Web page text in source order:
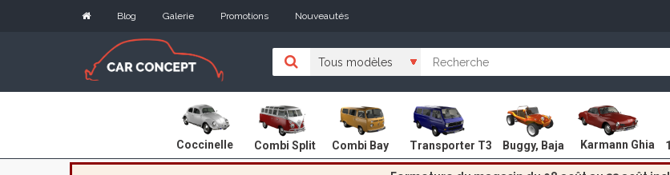
Blog Galerie Promotions Nouveautés
Coccinelle Combi Split Combi Bay Transporter T3 Buggy, Baja Karmann Ghia